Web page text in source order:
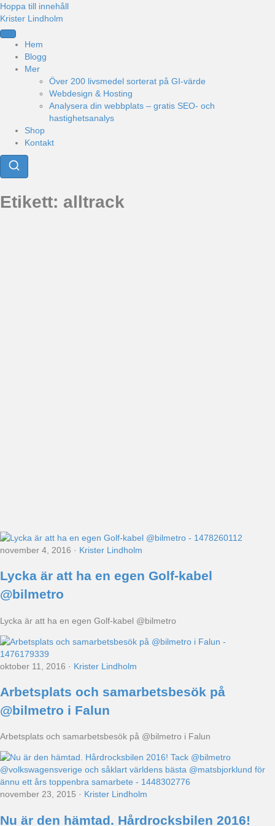
Hoppa till innehåll
Krister Lindholm
Hem
Blogg
Mer
Över 200 livsmedel sorterat på GI-värde
Webdesign & Hosting
Analysera din webbplats – gratis SEO- och
hastighetsanalys
Shop
Kontakt
Etikett: alltrack
november 4, 2016 · Krister Lindholm
Lycka är att ha en egen Golf-kabel
@bilmetro
Lycka är att ha en egen Golf-kabel @bilmetro
oktober 11, 2016 · Krister Lindholm
Arbetsplats och samarbetsbesök på
@bilmetro i Falun
Arbetsplats och samarbetsbesök på @bilmetro i Falun
november 23, 2015 · Krister Lindholm
Nu är den hämtad. Hårdrocksbilen 2016!